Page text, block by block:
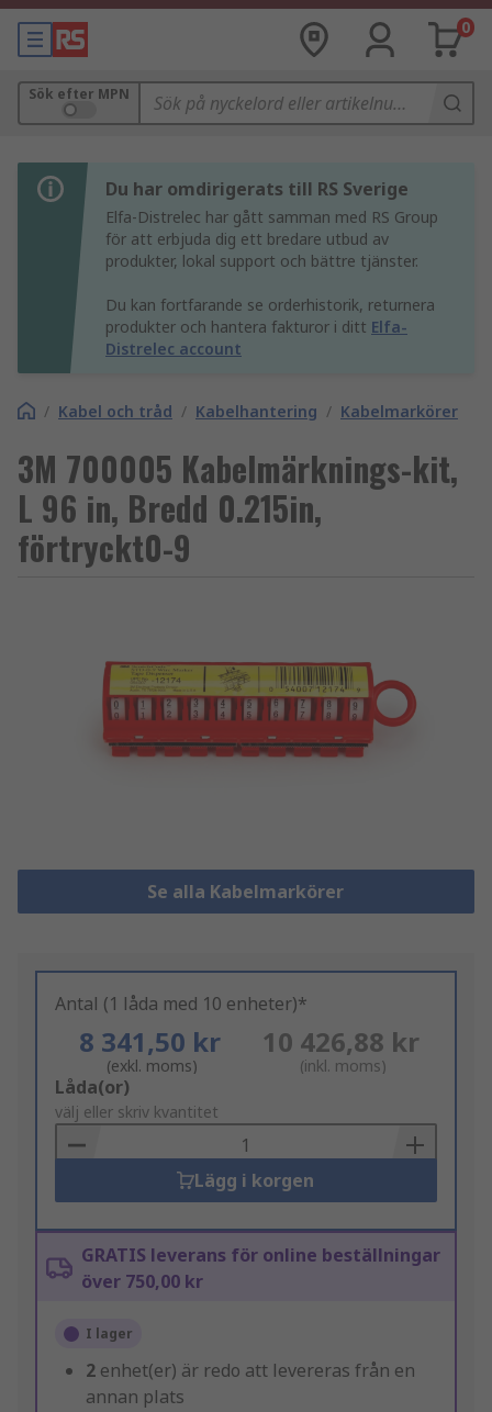
0
Sök efter MPN
Du har omdirigerats till RS Sverige
Elfa-Distrelec har gått samman med RS Group
för att erbjuda dig ett bredare utbud av
produkter, lokal support och bättre tjänster.
Du kan fortfarande se orderhistorik, returnera
produkter och hantera fakturor i ditt Elfa-
Distrelec account
/ Kabel och tråd / Kabelhantering / Kabelmarkörer
3M 700005 Kabelmärknings-kit,
L 96 in, Bredd 0.215in,
förtryckt0-9
Se alla Kabelmarkörer
Antal (1 låda med 10 enheter)*
8 341,50 kr
(exkl. moms)
10 426,88 kr
(inkl. moms)
Add
to
Basket
Låda(or)
välj eller skriv kvantitet
Lägg i korgen
GRATIS leverans för online beställningar
över 750,00 kr
I lager
2 enhet(er) är redo att levereras från en
annan plats